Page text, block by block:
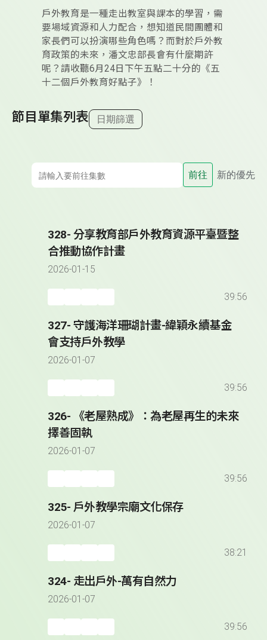
戶外教育是一種走出教室與課本的學習，需
要場域資源和人力配合，想知道民間團體和
家長們可以扮演哪些角色嗎？而對於戶外教
育政策的未來，潘文忠部長會有什麼期許
呢？請收聽6月24日下午五點二十分的《五
十二個戶外教育好點子》！
節目單集列表 日期篩選
前往 新的優先
328- 分享教育部戶外教育資源平臺暨整
合推動協作計畫
2026-01-15
39:56
327- 守護海洋珊瑚計畫-緯穎永續基金
會支持戶外教學
2026-01-07
39:56
326- 《老屋熟成》：為老屋再生的未來
擇善固執
2026-01-07
39:56
325- 戶外教學宗廟文化保存
2026-01-07
38:21
324- 走出戶外-萬有自然力
2026-01-07
39:56